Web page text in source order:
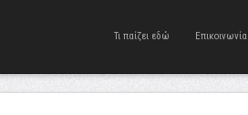
Τι παίζει εδώ Επικοινωνία